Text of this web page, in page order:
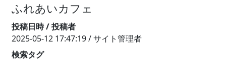
ふれあいカフェ
投稿日時 / 投稿者
2025-05-12 17:47:19 / サイト管理者
検索タグ